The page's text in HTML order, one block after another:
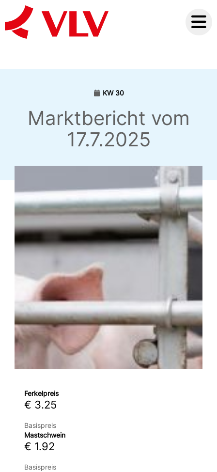
KW 30
Marktbericht vom
17.7.2025
Ferkelpreis
€ 3.25
Basispreis
Mastschwein
€ 1.92
Basispreis